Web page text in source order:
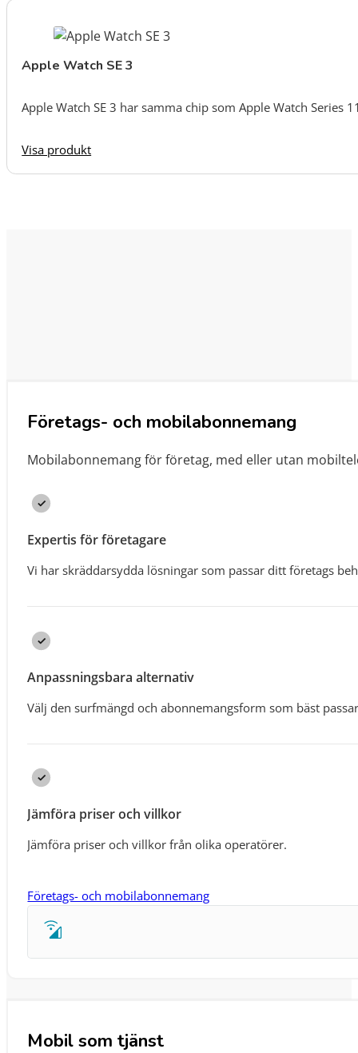
Apple Watch SE 3
Apple Watch SE 3 har samma chip som Apple Watch
Visa produkt
Företags- och mobilabonnemang
Mobilabonnemang för företag, med eller utan
Expertis för företagare
Vi har skräddarsydda lösningar som passar ditt företags
Anpassningsbara alternativ
Välj den surfmängd och abonnemangsform som bäst
Jämföra priser och villkor
Jämföra priser och villkor från olika operatörer.
Företags- och mobilabonnemang
Mobil som tjänst